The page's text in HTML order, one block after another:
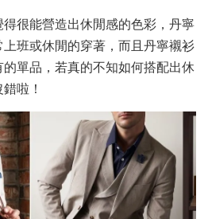
得很能營造出休閒感的色彩，丹寧
班或休閒的穿著，而且丹寧襯衫
單品，若真的不知如何搭配出休
啦！